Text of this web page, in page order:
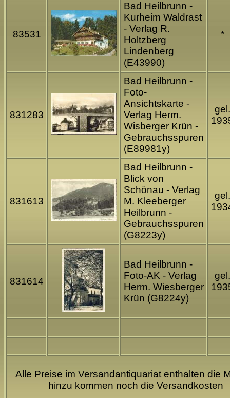
83531
Bad Heilbrunn -
Kurheim Waldrast
- Verlag R.
Holtzberg
Lindenberg
(E43990)
*
831283
Bad Heilbrunn -
Foto-
Ansichtskarte -
Verlag Herm.
Wisberger Krün -
Gebrauchsspuren
(E89981y)
gel.
831613
Bad Heilbrunn -
Blick von
Schönau - Verlag
M. Kleeberger
Heilbrunn -
Gebrauchsspuren
(G8223y)
gel.
831614
Bad Heilbrunn -
Foto-AK - Verlag
Herm. Wiesberger
Krün (G8224y)
gel.
Alle Preise im Versandantiquariat enthalten die
hinzu kommen noch die Versandkosten